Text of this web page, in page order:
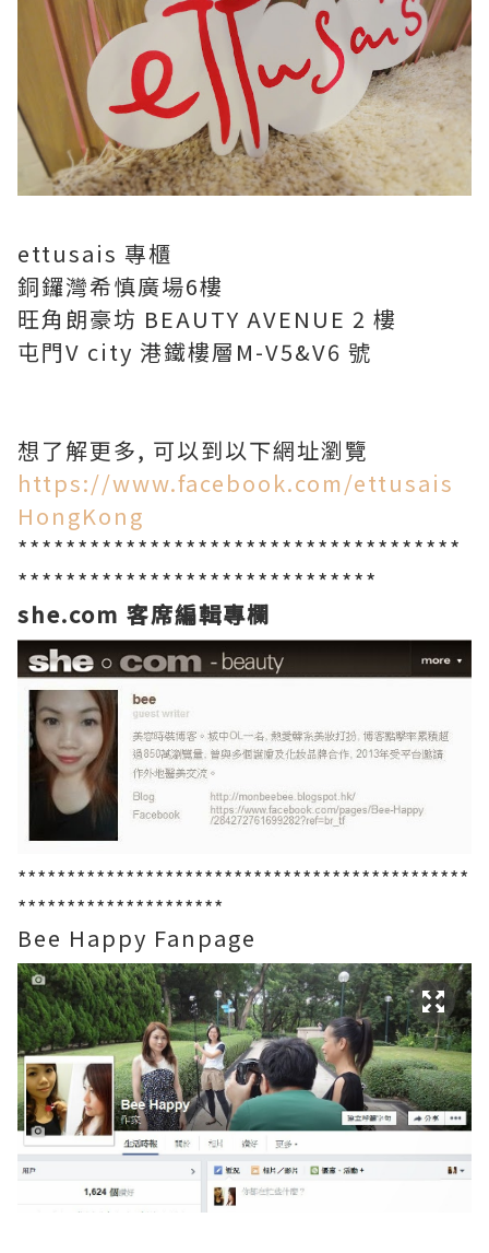
ettusais 專櫃
銅鑼灣希慎廣場6樓
旺角朗豪坊 BEAUTY AVENUE 2 樓
屯門V city 港鐵樓層M-V5&V6 號
想了解更多, 可以到以下網址瀏覽
https://www.facebook.com/ettusais
HongKong
*************************************
******************************
she.com 客席編輯專欄
**********************************************
*********************
Bee Happy Fanpage